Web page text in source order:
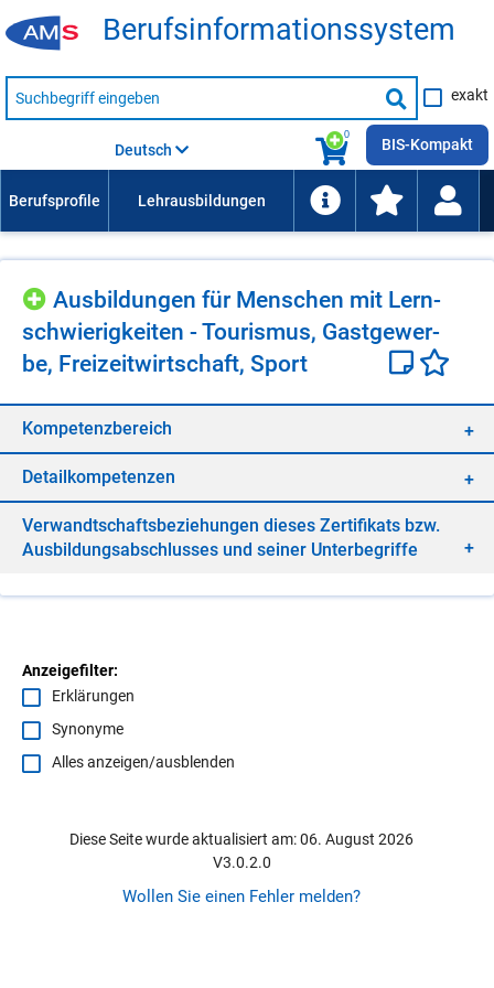
Be­rufs­in­for­ma­ti­ons­sys­tem
Suche
nach
Suche
starten
exakt
0
Deutsch BIS-Kompakt
Aus­bil­dun­gen für Men­schen mit Lern­
schwie­rig­kei­ten - Tou­ris­mus, Gast­ge­wer­
be, Frei­zeit­wirt­schaft, Sport
Kom­pe­tenz­be­reich
De­tail­kom­pe­ten­zen
Ver­wandt­schafts­be­zie­hun­gen die­ses Zer­ti­fi­kats bzw.
Aus­bil­dungs­ab­schlus­ses und sei­ner Un­ter­be­grif­fe
Anzeigefilter:
Erklärungen
Synonyme
Alles anzeigen/ausblenden
Diese Seite wurde aktualisiert am: 06. August 2026
V3.0.2.0
Wollen Sie einen Fehler melden?